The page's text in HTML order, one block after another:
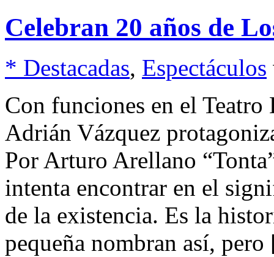
Celebran 20 años de
* Destacadas, Espectáculos
Con funciones en el
Adrián Vázquez
Por Arturo Arellano
intenta encontrar en el
de la existencia. Es la
pequeña nombran así,